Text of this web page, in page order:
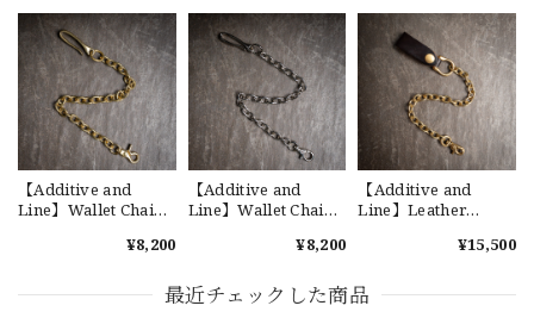
SPO
2026/07/18
交換商品受け取りました 速い発送ありがとうございました
又、トートバッグありがとうございます。使わせて頂きま
す。商品ですがニューエラとはひと味違ってとてもいいと思
います。チェーンステッチが雰囲気があり、他とかぶらない
感じが気に入りました。 YouTube 楽しみにしてます
GREEN
【Additive and
Line】Wallet Chain
ウォレットチェーン
約45cm
¥8,200
【Additive and
Line】Wallet Chain
005 新品 ウォレット
ケルシルバー 約40cm
¥8,200
【Additive and
Line】Leather
Butt & Brass WCH-
レットチェーン 馬革
¥15,500
最近チェックした商品